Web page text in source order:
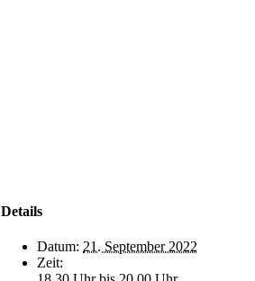
Details
Datum: 21. September 2022
Zeit: